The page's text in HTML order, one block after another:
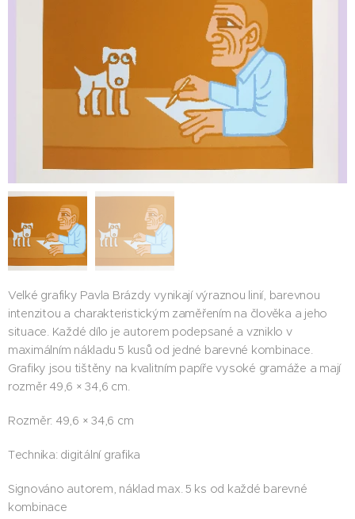
Velké grafiky Pavla Brázdy vynikají výraznou linií, barevnou
intenzitou a charakteristickým zaměřením na člověka a jeho
situace. Každé dílo je autorem podepsané a vzniklo v
maximálním nákladu 5 kusů od jedné barevné kombinace.
Grafiky jsou tištěny na kvalitním papíře vysoké gramáže a mají
rozměr 49,6 × 34,6 cm.
Rozměr: 49,6 × 34,6 cm
Technika: digitální grafika
Signováno autorem, náklad max. 5 ks od každé barevné
kombinace